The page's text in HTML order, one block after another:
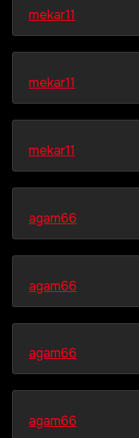
mekar11
mekar11
mekar11
agam66
agam66
agam66
agam66